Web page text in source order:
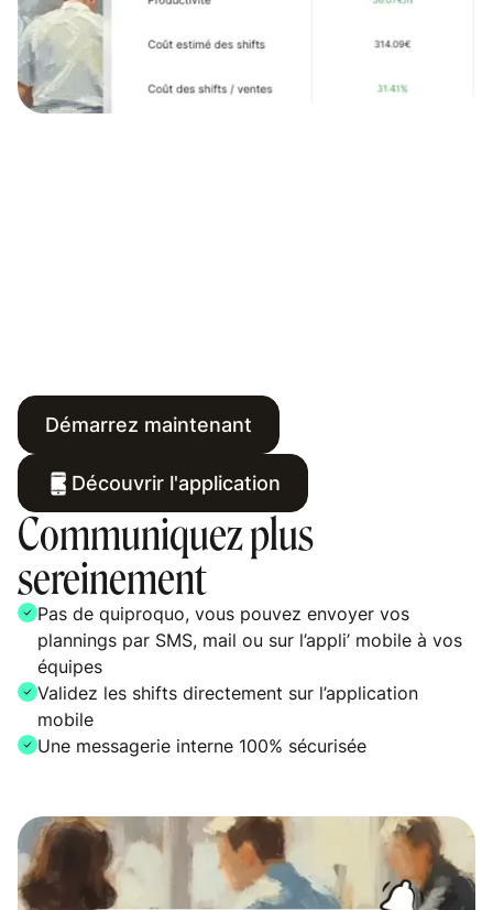
Communiquez plus
sereinement
Pas de quiproquo, vous pouvez envoyer vos
plannings par SMS, mail ou sur l’appli’ mobile à vos
équipes
Validez les shifts directement sur l’application
mobile
Une messagerie interne 100% sécurisée
Démarrez maintenant
Découvrir l'application